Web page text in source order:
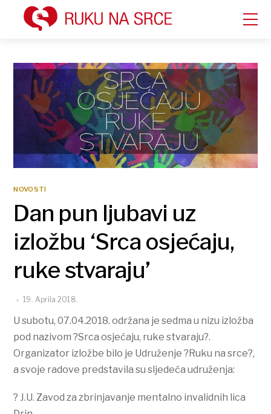
NOVOSTI
Dan pun ljubavi uz
izložbu ‘Srca osjećaju,
ruke stvaraju’
19. Aprila 2018.
U subotu, 07.04.2018. održana je sedma u nizu izložba
pod nazivom ?Srca osjećaju, ruke stvaraju?.
Organizator izložbe bilo je Udruženje ?Ruku na srce?,
a svoje radove predstavila su sljedeća udruženja:
? J.U. Zavod za zbrinjavanje mentalno invalidnih lica